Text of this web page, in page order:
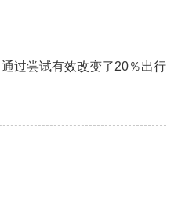
过尝试有效改变了20％出行